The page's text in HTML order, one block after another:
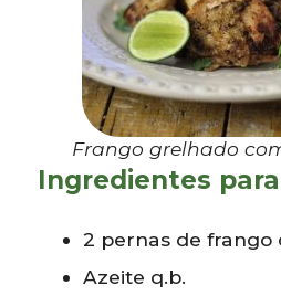
Frango grelhado
Ingredientes
2 pernas de frango
Azeite q.b.